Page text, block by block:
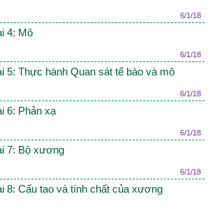
6/1/18
4: Mô
6/1/18
5: Thực hành Quan sát tế bào và mô
6/1/18
6: Phản xạ
6/1/18
7: Bộ xương
6/1/18
8: Cấu tạo và tính chất của xương